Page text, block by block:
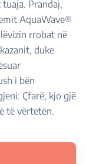
Prandaj,
AquaWave®
rrobat në
duke
i bën
Çfarë, kjo gjë
të vërtetën.